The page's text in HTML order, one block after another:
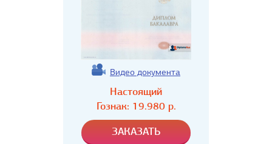
Видео документа
Настоящий
Гознак: 19.980р.